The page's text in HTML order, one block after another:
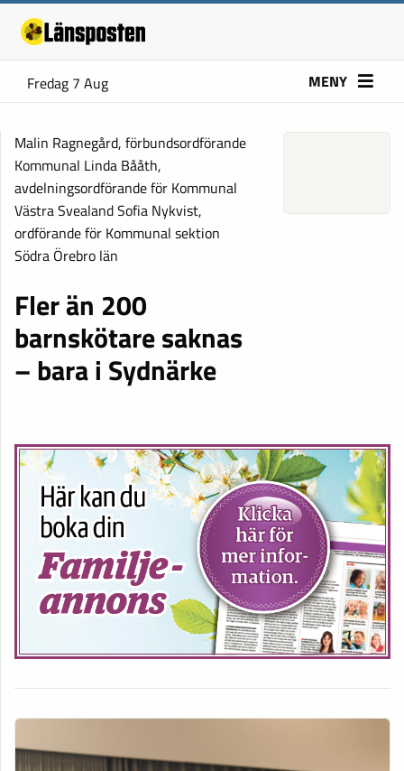
Fredag 7 Aug MENY
Malin Ragnegård, förbundsordförande
Kommunal Linda Bååth,
avdelningsordförande för Kommunal
Västra Svealand Sofia Nykvist,
ordförande för Kommunal sektion
Södra Örebro län
Fler än 200
barnskötare saknas
– bara i Sydnärke